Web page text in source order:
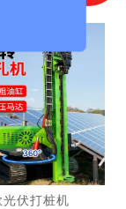
光伏打桩机